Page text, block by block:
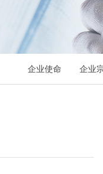
企业使命 企业